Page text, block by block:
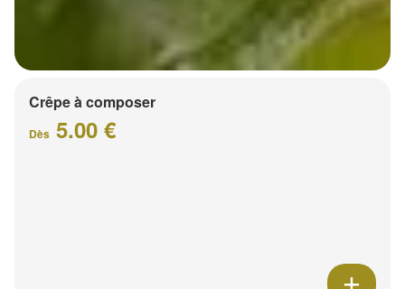
Crêpe à composer
Dès 5.00 €